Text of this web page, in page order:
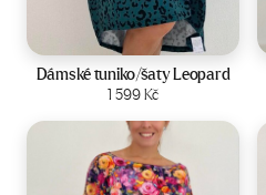
Velikost:44-50
Dámské tuniko/šaty Leopard
1 599Kč
Zobrazit produkt